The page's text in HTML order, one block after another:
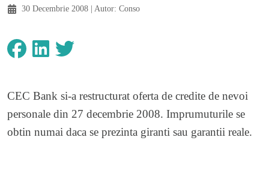
30 Decembrie 2008 | Autor: Conso
CEC Bank si-a restructurat oferta de credite de nevoi
personale din 27 decembrie 2008. Imprumuturile se
obtin numai daca se prezinta giranti sau garantii reale.